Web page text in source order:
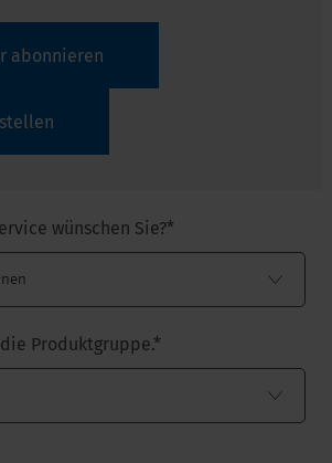
abonnieren
wünschen Sie?*
Produktgruppe.*